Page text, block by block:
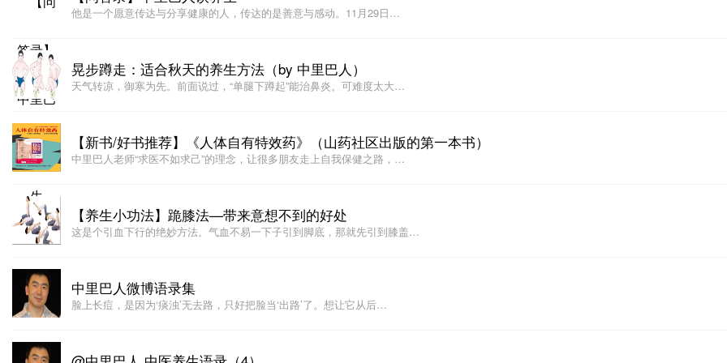
他是一个愿意传达与分享健康的人，传达的是善意与感动。11月29日…
晃步蹲走：适合秋天的养生方法（by 中里巴人）
天气转凉，御寒为先。前面说过，“单腿下蹲起”能治鼻炎。可难度太大…
【新书/好书推荐】《人体自有特效药》（山药社区出版的第一本书）
中里巴人老师“求医不如求己”的理念，让很多朋友走上自我保健之路，…
【养生小功法】跪膝法—带来意想不到的好处
这是个引血下行的绝妙方法。气血不易一下子引到脚底，那就先引到膝盖…
中里巴人微博语录集
脸上长痘，是因为‘痰浊’无去路，只好把脸当‘出路’了。想让它从后…